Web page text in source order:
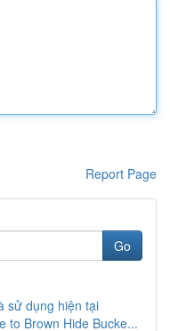
Report Page
Go
sử dụng hiện tại
to Brown Hide Bucke...